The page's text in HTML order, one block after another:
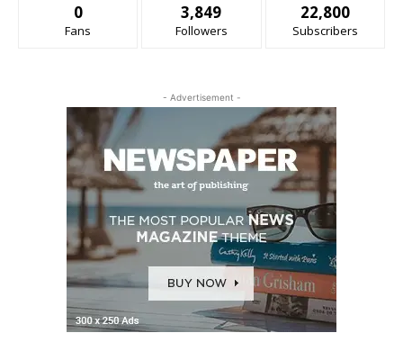
0
Fans
3,849
Followers
22,800
Subscribers
- Advertisement -